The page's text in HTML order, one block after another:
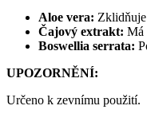
Aloe vera:
Čajový extrakt: Má
Boswellia serrata:
UPOZORNĚNÍ:
Určeno k zevnímu použití.